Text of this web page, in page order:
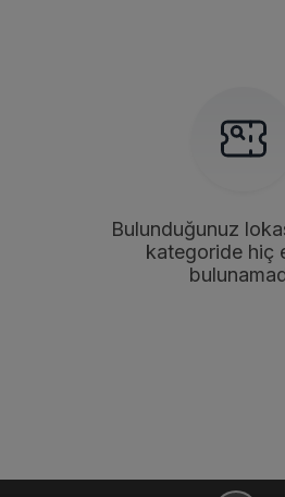
Bulunduğunuz
kategoride hiç